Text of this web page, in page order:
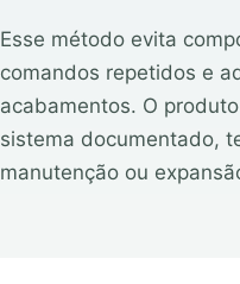
Esse método evita
comandos repetidos e
acabamentos. O
sistema documentado,
manutenção ou